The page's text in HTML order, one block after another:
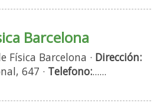
Barcelona
Física Barcelona · Dirección:
647 · Telefono:......